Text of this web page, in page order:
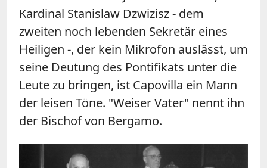
Kardinal Stanislaw Dzwizisz - dem
zweiten noch lebenden Sekretär eines
Heiligen -, der kein Mikrofon auslässt, um
seine Deutung des Pontifikats unter die
Leute zu bringen, ist Capovilla ein Mann
der leisen Töne. "Weiser Vater" nennt ihn
der Bischof von Bergamo.